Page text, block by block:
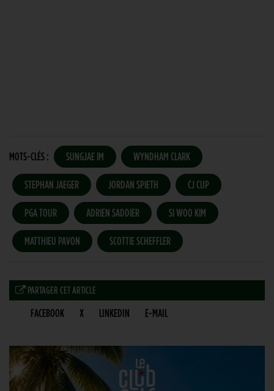
MOTS-CLÉS : SUNGJAE IM WYNDHAM CLARK
STEPHAN JAEGER JORDAN SPIETH CJ CUP
PGA TOUR ADRIEN SADDIER SI WOO KIM
MATTHIEU PAVON SCOTTIE SCHEFFLER
PARTAGER CET ARTICLE
FACEBOOK X LINKEDIN E-MAIL